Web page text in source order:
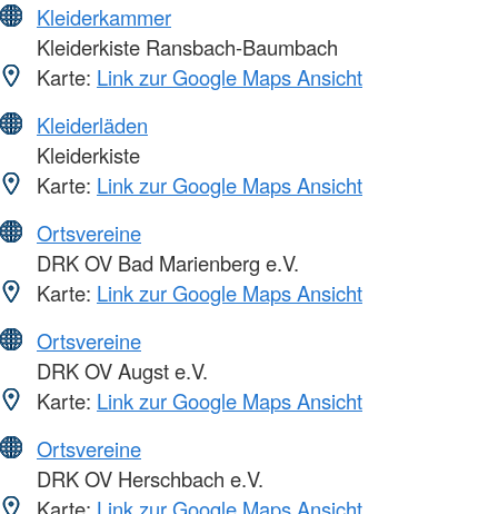
Kleiderkammer
Kleiderkiste Ransbach-Baumbach
Karte: Link zur Google Maps Ansicht
Kleiderläden
Kleiderkiste
Karte: Link zur Google Maps Ansicht
Ortsvereine
DRK OV Bad Marienberg e.V.
Karte: Link zur Google Maps Ansicht
Ortsvereine
DRK OV Augst e.V.
Karte: Link zur Google Maps Ansicht
Ortsvereine
DRK OV Herschbach e.V.